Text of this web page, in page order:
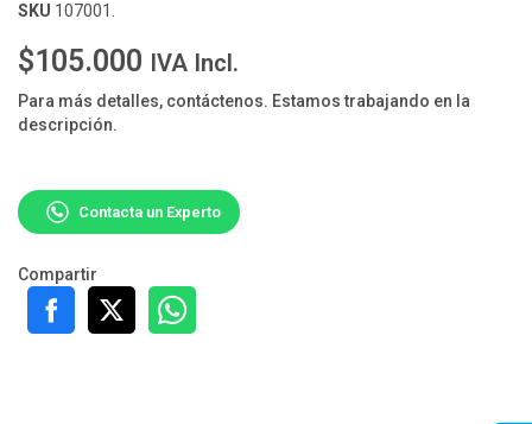
SKU 107001.
$105.000 IVA Incl.
Para más detalles, contáctenos. Estamos trabajando en la
descripción.
Contacta un Experto
Compartir